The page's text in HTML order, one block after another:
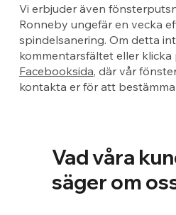
Vi erbjuder även
Ronneby ungefär en vecka
spindelsanering. Om detta
kommentarsfältet eller klicka
Facebooksida, där vår
kontakta er för att
Vad våra
säger om